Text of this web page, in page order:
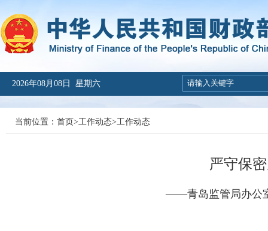
2026年08月08日 星期六
当前位置： 首页>工作动态>工作动态
严守保
——青岛监管局办公